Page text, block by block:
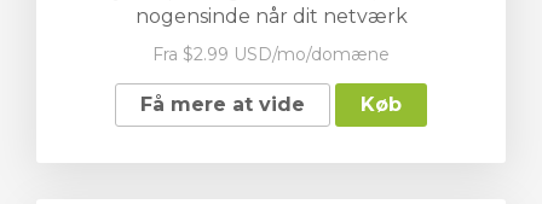
nogensinde når dit netværk
Fra $2.99 USD/mo/domæne
Få mere at vide Køb